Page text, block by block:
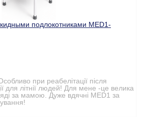
подлокотниками MED1-
при реабелітації після
для літнії людей! Для мене -це велика
за мамою. Дуже вдячні MED1 за